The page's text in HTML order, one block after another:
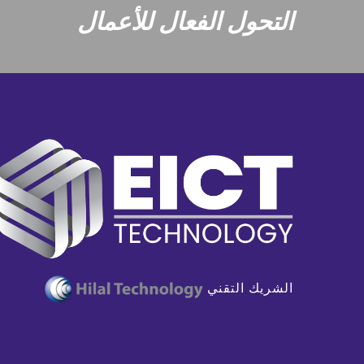
التحول الفعال للأعمال
الشريك التقني